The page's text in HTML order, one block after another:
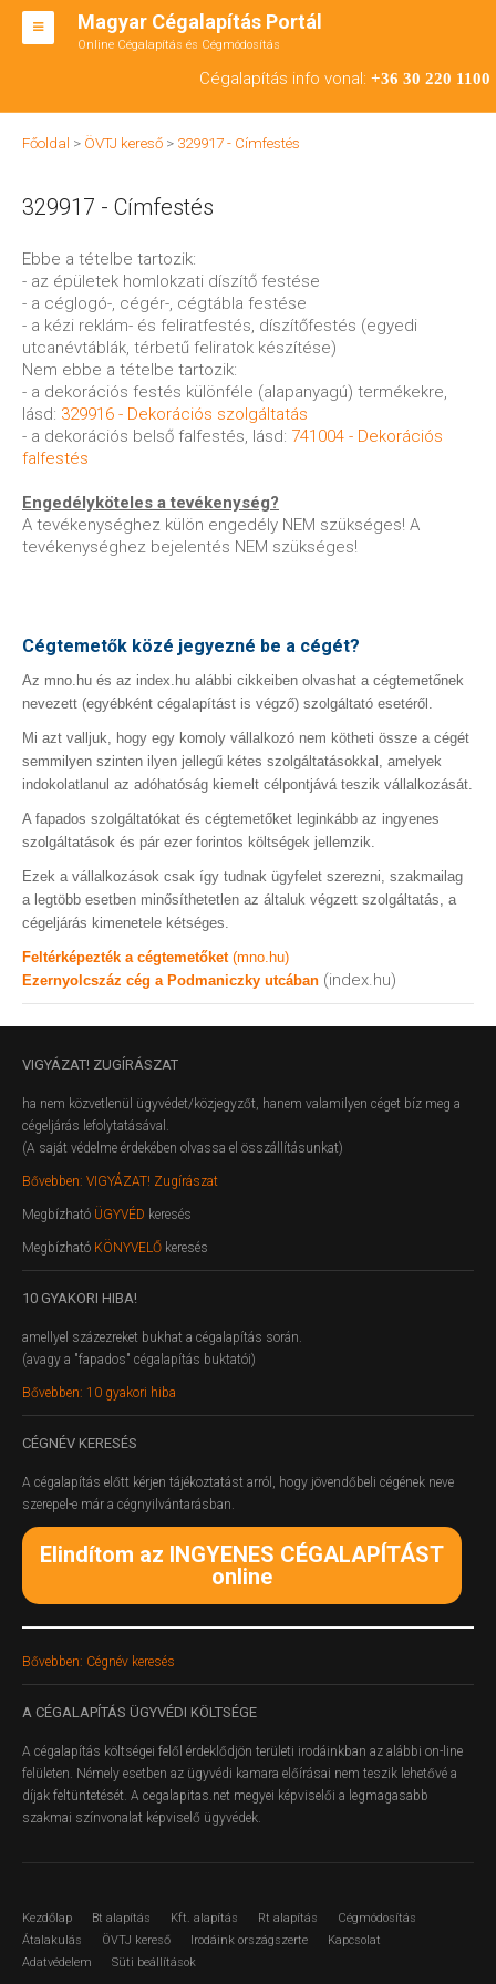
Magyar Cégalapítás Portál
Online Cégalapítás és Cégmódosítás
Cégalapítás info vonal: +36 30 220 1100
BT ALAPÍTÁS
CÉGMÓDOSÍTÁS
ÁTALAKULÁS
TEÁOR SZÁMOK '08
ENGEDÉLYKÖTELES
KAPCSOLAT
IRODÁK
Főoldal > ÖVTJ kereső > 329917 - Címfestés
329917 - Címfestés
Ebbe a tételbe tartozik:
- az épületek homlokzati díszítő festése
- a céglogó-, cégér-, cégtábla festése
- a kézi reklám- és feliratfestés, díszítőfestés (egyedi
utcanévtáblák, térbetű feliratok készítése)
Nem ebbe a tételbe tartozik:
- a dekorációs festés különféle (alapanyagú) termékekre,
lásd: 329916 - Dekorációs szolgáltatás
- a dekorációs belső falfestés, lásd: 741004 - Dekorációs
falfestés
Engedélyköteles a tevékenység?
A tevékenységhez külön engedély NEM szükséges! A
tevékenységhez bejelentés NEM szükséges!
Cégtemetők közé jegyezné be a cégét?
Az mno.hu és az index.hu alábbi cikkeiben olvashat a cégtemetőnek
nevezett (egyébként cégalapítást is végző) szolgáltató esetéről.
Mi azt valljuk, hogy egy komoly vállalkozó nem kötheti össze a cégét
semmilyen szinten ilyen jellegű kétes szolgáltatásokkal, amelyek
indokolatlanul az adóhatóság kiemelt célpontjává teszik vállalkozását.
A fapados szolgáltatókat és cégtemetőket leginkább az ingyenes
szolgáltatások és pár ezer forintos költségek jellemzik.
Ezek a vállalkozások csak így tudnak ügyfelet szerezni, szakmailag
a legtöbb esetben minősíthetetlen az általuk végzett szolgáltatás, a
cégeljárás kimenetele kétséges.
Feltérképezték a cégtemetőket (mno.hu)
Ezernyolcszáz cég a Podmaniczky utcában (index.hu)
VIGYÁZAT! ZUGÍRÁSZAT
ha nem közvetlenül ügyvédet/közjegyzőt, hanem valamilyen céget bíz meg a
cégeljárás lefolytatásával.
(A saját védelme érdekében olvassa el összállításunkat)
Bővebben: VIGYÁZAT! Zugírászat
Megbízható ÜGYVÉD keresés
Megbízható KÖNYVELŐ keresés
10 GYAKORI HIBA!
amellyel százezreket bukhat a cégalapítás során.
(avagy a "fapados" cégalapítás buktatói)
Bővebben: 10 gyakori hiba
CÉGNÉV KERESÉS
A cégalapítás előtt kérjen tájékoztatást arról, hogy jövendőbeli cégének neve
szerepel-e már a cégnyilvántarásban.
Elindítom az INGYENES CÉGALAPÍTÁST
online
Bővebben: Cégnév keresés
A CÉGALAPÍTÁS ÜGYVÉDI KÖLTSÉGE
A cégalapítás költségei felől érdeklődjön területi irodáinkban az alábbi on-line
felületen. Némely esetben az ügyvédi kamara előírásai nem teszik lehetővé a
díjak feltüntetését. A cegalapitas.net megyei képviselői a legmagasabb
szakmai színvonalat képviselő ügyvédek.
Kezdőlap Bt alapítás Kft. alapítás Rt alapítás
Cégmódosítás
Átalakulás
ÖVTJ kereső Irodáink országszerte
Kapcsolat
Adatvédelem
Süti beállítások